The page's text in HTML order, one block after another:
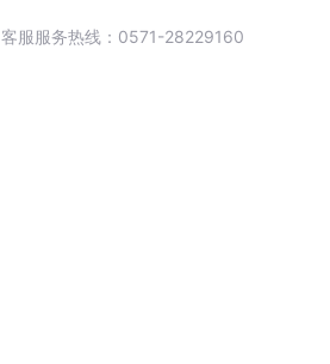
客服服务热线：0571-28229160